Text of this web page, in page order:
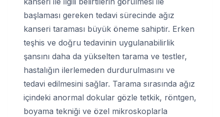
başlaması gereken tedavi sürecinde ağız
kanseri taraması büyük öneme sahiptir. Erken
teşhis ve doğru tedavinin uygulanabilirlik
şansını daha da yükselten tarama ve testler,
hastalığın ilerlemeden durdurulmasını ve
tedavi edilmesini sağlar. Tarama sırasında ağız
içindeki anormal dokular gözle tetkik, röntgen,
boyama tekniği ve özel mikroskoplarla